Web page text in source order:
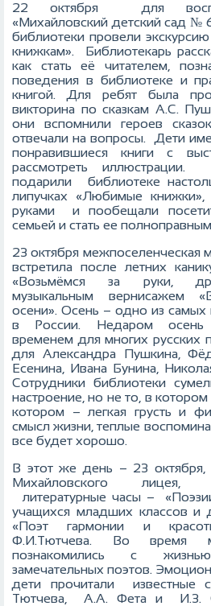
22 октября для
«Михайловский детский сад №
библиотеки провели
книжкам». Библиотекарь
как стать её читателем,
поведения в библиотеке и
книгой. Для ребят была
викторина по сказкам А.С.
они вспомнили героев
отвечали на вопросы. Дети
понравившиеся книги с
рассмотреть
подарили библиотеке
липучках «Любимые
руками и пообещали
семьей и стать ее
23 октября межпоселенческая
встретила после летних
«Возьмёмся за руки,
музыкальным вернисажем
осени». Осень – одно из самых
в России. Недаром осень
временем для многих русских
для Александра Пушкина,
Есенина, Ивана Бунина,
Сотрудники библиотеки
настроение, но не то, в
котором – легкая грусть и
смысл жизни, теплые
все будет хорошо.
В этот же день – 23 октября,
Михайловского
литературные часы –
учащихся младших классов и
«Поэт гармонии и
Ф.И.Тютчева. Во время
познакомились с
замечательных поэтов.
дети прочитали известные
Тютчева, А.А. Фета и И.З.